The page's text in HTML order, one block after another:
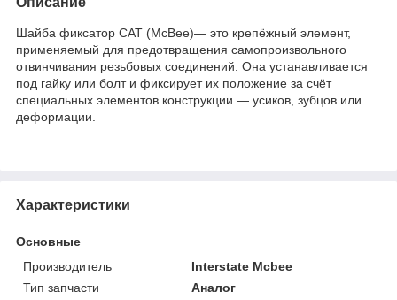
Шайба фиксатор CAT (McBee)— это крепёжный элемент,
применяемый для предотвращения самопроизвольного
отвинчивания резьбовых соединений. Она устанавливается
под гайку или болт и фиксирует их положение за счёт
специальных элементов конструкции — усиков, зубцов или
деформации.
Характеристики
Основные
Производитель
Interstate Mcbee
Тип запчасти
Аналог